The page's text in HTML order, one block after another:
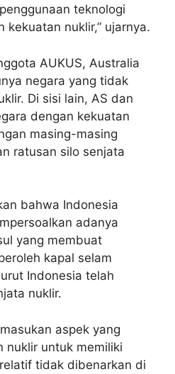
teknologi
kekuatan nuklir,” ujarnya.
AUKUS, Australia
negara yang tidak
Di sisi lain, AS dan
dengan kekuatan
masing-masing
ratusan silo senjata
bahwa Indonesia
adanya
yang membuat
kapal selam
Indonesia telah
nuklir.
aspek yang
nuklir untuk memiliki
tidak dibenarkan di